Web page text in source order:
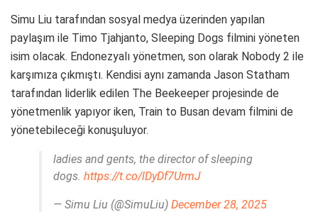
Simu Liu tarafından sosyal medya üzerinden yapılan
paylaşım ile Timo Tjahjanto, Sleeping Dogs filmini yöneten
isim olacak. Endonezyalı yönetmen, son olarak Nobody 2 ile
karşımıza çıkmıştı. Kendisi aynı zamanda Jason Statham
tarafından liderlik edilen The Beekeeper projesinde de
yönetmenlik yapıyor iken, Train to Busan devam filmini de
yönetebileceği konuşuluyor.
ladies and gents, the director of sleeping
dogs. https://t.co/lDyDf7UrmJ
— Simu Liu (@SimuLiu) December 28, 2025